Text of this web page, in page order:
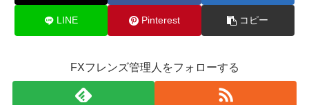
LINE Pinterest コピー
FXフレンズ管理人をフォローする